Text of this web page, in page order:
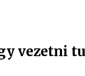
vezetni